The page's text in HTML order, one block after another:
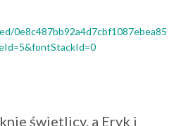
0e8c487bb92a4d7cbf1087ebea85
świetlicy, a Eryk i